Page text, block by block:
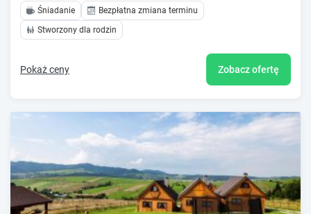
Śniadanie
Bezpłatna zmiana terminu
Stworzony dla rodzin
Pokaż ceny Zobacz ofertę